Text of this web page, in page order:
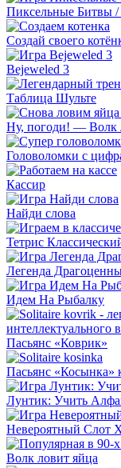
Пиксельные Битвы /
Создай своего
Bejeweled 3
Таблица Шульте
Ну, погоди! — Волк
Головоломки с
Кассир
Найди слова
Тетрис
Легенда
Идем На Рыбалку
Пасьянс «Коврик»
Пасьянс «Косынка»
Лунтик: Учить
Невероятный Слот
Волк ловит яйца